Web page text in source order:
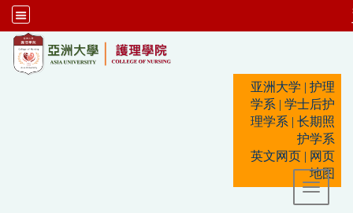
亚洲大学 | 护理
学系 | 学士后护
理学系 | 长期照
护学系
英文网页 | 网页
地图
Toggle